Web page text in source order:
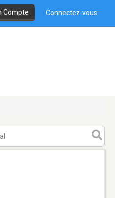
Compte Connectez-vous